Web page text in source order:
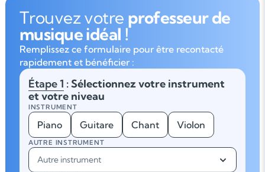
Trouvez votre professeur de
musique idéal !
Remplissez ce formulaire pour être recontacté
rapidement et bénéficier :
Étape 1 : Sélectionnez votre instrument
et votre niveau
INSTRUMENT
Piano Guitare Chant Violon
AUTRE INSTRUMENT
Autre instrument